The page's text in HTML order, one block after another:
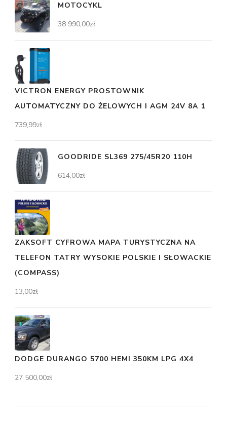
MOTOCYKL
38 990,00zł
VICTRON ENERGY PROSTOWNIK
AUTOMATYCZNY DO ŻELOWYCH I AGM 24V 8A 1
739,99zł
GOODRIDE SL369 275/45R20 110H
614,00zł
ZAKSOFT CYFROWA MAPA TURYSTYCZNA NA
TELEFON TATRY WYSOKIE POLSKIE I SŁOWACKIE
(COMPASS)
13,00zł
DODGE DURANGO 5700 HEMI 350KM LPG 4X4
27 500,00zł